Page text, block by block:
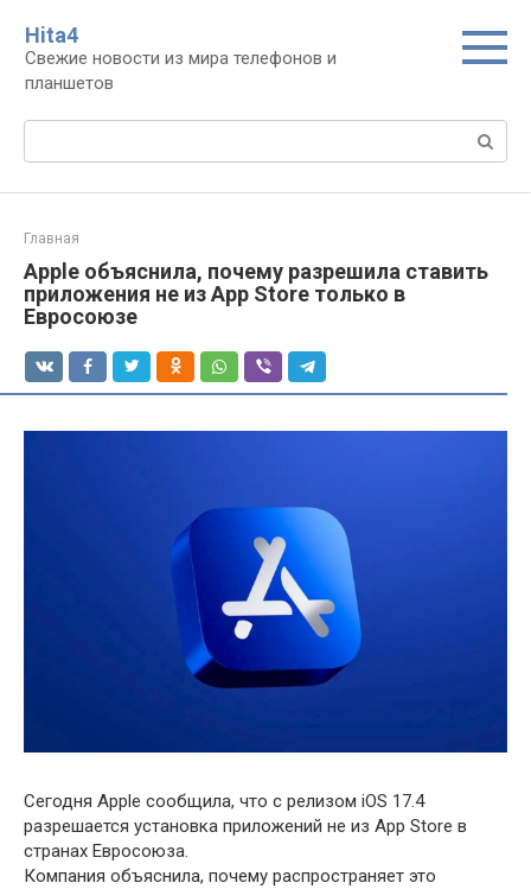
контенту
Нita4
Свежие новости из мира телефонов и
планшетов
Поиск:
Главная
Apple объяснила, почему разрешила ставить
приложения не из App Store только в
Евросоюзе
Сегодня Apple сообщила, что с релизом iOS 17.4
разрешается установка приложений не из App Store в
странах Евросоюза.
Компания объяснила, почему распространяет это